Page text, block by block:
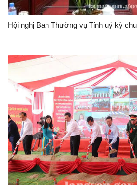
Hội nghị Ban Thường vụ Tỉnh uỷ kỳ